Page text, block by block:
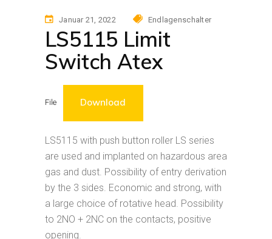
Januar 21, 2022 Endlagenschalter
LS5115 Limit
Switch Atex
File Download
LS5115 with push button roller LS series
are used and implanted on hazardous area
gas and dust. Possibility of entry derivation
by the 3 sides. Economic and strong, with
a large choice of rotative head. Possibility
to 2NO + 2NC on the contacts, positive
opening.